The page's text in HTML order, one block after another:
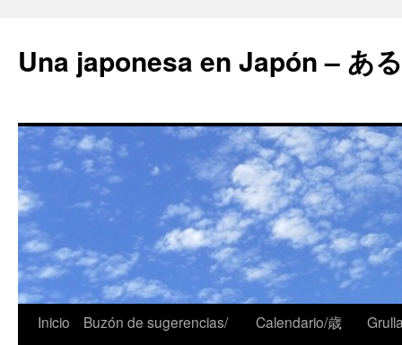
Una japonesa en Japón – あ
Inicio
Buzón de sugerencias/
Calendario/歳